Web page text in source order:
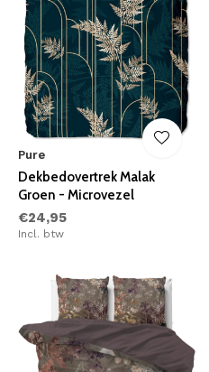
Pure
Dekbedovertrek Malak
Groen - Microvezel
€24,95
Incl. btw